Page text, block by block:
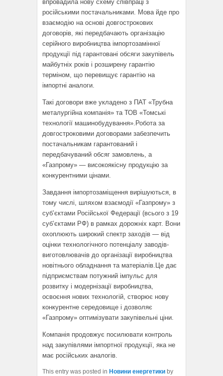
впровадила нову схему співпраці з
російськими постачальниками. Мова йде про
взаємодію на основі довгострокових
договорів, які передбачають організацію
серійного виробництва імпортозамінної
продукції під гарантовані обсяги закупівель
майбутніх років і розширену гарантію
терміном, що перевищує гарантію на
імпортні аналоги.
Такі договори вже укладено з ПАТ «Трубна
металургійна компанія» та ТОВ «Томські
технології машинобудування».Робота за
довгостроковими договорами забезпечить
постачальникам гарантований і
передбачуваний обсяг замовлень, а
«Газпрому» — високоякісну продукцію за
конкурентними цінами.
Завдання імпортозаміщення вирішуються, в
тому числі, шляхом взаємодії «Газпрому» з
суб’єктами Російської Федерації (всього з 19
суб’єктами РФ) в рамках дорожніх карт. Вони
охоплюють широкий спектр заходів — від
оцінки технологічного потенціалу заводів-
виготовлювачів до організації виробництва
новітнього обладнання та матеріалів.Це дає
підприємствам потужний імпульс для
розвитку і модернізації виробництва,
освоєння нових технологій, створює нову
конкурентне середовище і дозволяє
«Газпрому» оптимізувати закупівельні ціни.
Компанія продовжує посилювати контроль
над закупівлями імпортної продукції, яка не
має російських аналогів.
This entry was posted in Новини енергетики by